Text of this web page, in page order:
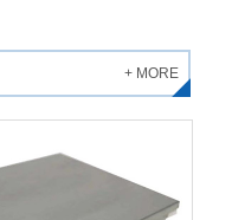
+ MORE